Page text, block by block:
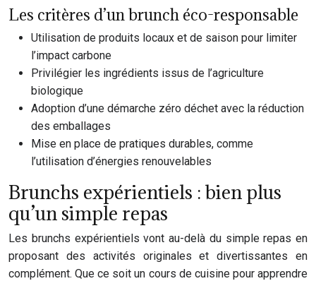
Les critères d’un brunch éco-responsable
Utilisation de produits locaux et de saison pour limiter
l’impact carbone
Privilégier les ingrédients issus de l’agriculture
biologique
Adoption d’une démarche zéro déchet avec la réduction
des emballages
Mise en place de pratiques durables, comme
l’utilisation d’énergies renouvelables
Brunchs expérientiels : bien plus
qu’un simple repas
Les brunchs expérientiels vont au-delà du simple repas en
proposant des activités originales et divertissantes en
complément. Que ce soit un cours de cuisine pour apprendre